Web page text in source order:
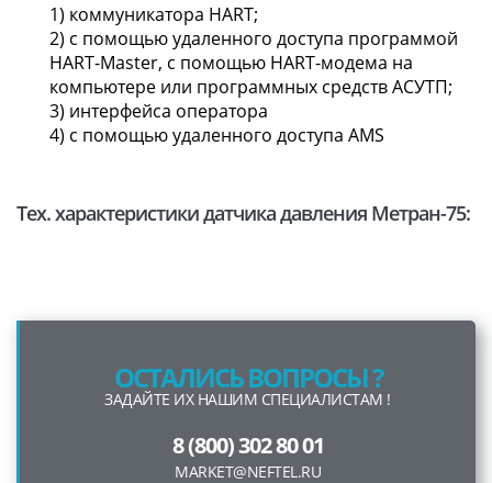
1) коммуникатора HART;
2) с помощью удаленного доступа программой
HART-Master, с помощью HART-модема на
компьютере или программных средств АСУТП;
3) интерфейса оператора
4) с помощью удаленного доступа AMS
Тех. характеристики датчика давления Метран-75:
ОСТАЛИСЬ ВОПРОСЫ ?
ЗАДАЙТЕ ИХ НАШИМ СПЕЦИАЛИСТАМ !
8 (800) 302 80 01
MARKET@NEFTEL.RU